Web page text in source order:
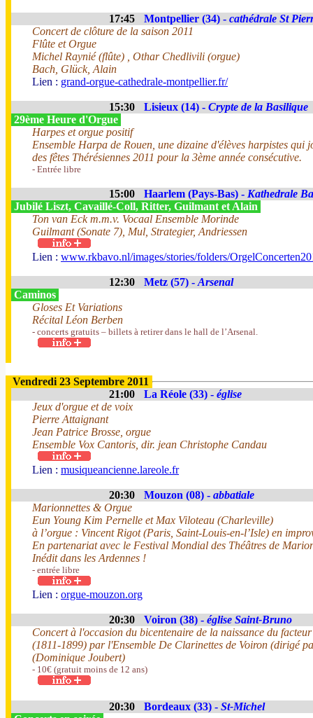
17:45 Montpellier (34) - cathédrale St
Concert de clôture de la saison 2011
Flûte et Orgue
Michel Raynié (flûte) , Othar Chedlivili (orgue)
Bach, Glück, Alain
Lien : grand-orgue-cathedrale-montpellier.fr/
15:30 Lisieux (14) - Crypte de la Basilique
29ème Heure d'Orgue
Harpes et orgue positif
Ensemble Harpa de Rouen, une dizaine d'élèves harpistes qui
des fêtes Thérésiennes 2011 pour la 3ème année consécutive.
- Entrée libre
15:00 Haarlem (Pays-Bas) - Kathedrale
Jubilé Liszt, Cavaillé-Coll, Ritter, Guilmant et Alain
Ton van Eck m.m.v. Vocaal Ensemble Morinde
Guilmant (Sonate 7), Mul, Strategier, Andriessen
Lien : www.rkbavo.nl/images/stories/folders/
12:30 Metz (57) - Arsenal
Caminos
Gloses Et Variations
Récital Léon Berben
- concerts gratuits – billets à retirer dans le hall de l’Arsenal.
Vendredi 23 Septembre 2011
21:00
La Réole (33) - église
Jeux d'orgue et de voix
Pierre Attaignant
Jean Patrice Brosse, orgue
Ensemble Vox Cantoris, dir. jean Christophe Candau
Lien : musiqueancienne.lareole.fr
20:30 Mouzon (08) - abbatiale
Marionnettes & Orgue
Eun Young Kim Pernelle et Max Viloteau (Charleville)
à l’orgue : Vincent Rigot (Paris, Saint-Louis-en-l’Isle) en
En partenariat avec le Festival Mondial des Théâtres de
Inédit dans les Ardennes !
- entrée libre
Lien : orgue-mouzon.org
20:30 Voiron (38) - église Saint-Bruno
Concert à l'occasion du bicentenaire de la naissance du
(1811-1899) par l'Ensemble De Clarinettes de Voiron (dirigé
(Dominique Joubert)
- 10€ (gratuit moins de 12 ans)
20:30 Bordeaux (33) - St-Michel